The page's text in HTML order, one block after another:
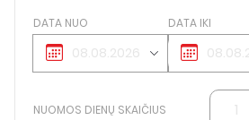
DATA NUO DATA IKI
NUOMOS DIENŲ SKAIČIUS